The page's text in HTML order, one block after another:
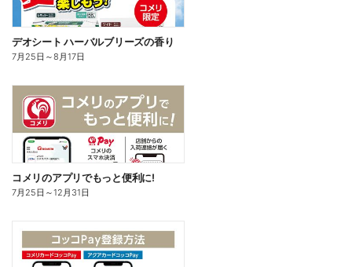
デオシート ハーバルブリーズの香り
7月25日 ～8月17日
コメリのアプリでもっと便利に!
7月25日 ～12月31日